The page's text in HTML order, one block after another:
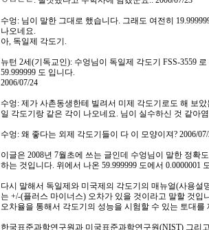
수엉: 님이 말한 그대로 했습니다. 그래도 여전히
나오네요.
아, 독일제 각도기.
뉴턴 2세(기독교인): 수엉님이 독일제 각도기 FSS-3559
59.999999 도 입니다.
2006/07/24
수엉: 제가 사촌동생한테 빌려서 미제 각도기로도 해 보
일 각도기랑 같은 각이 나오네요. 님이 실수하신 것 같아염
수엉: 왜 좋다는 외제 각도기들이 다 이 모양이져? 2006/07/
이글은 2008년 7월초에 쓰는 글인데 수엉님이 말한 정확
하는 것입니다. 위에서 나온 59.999999 도에서 0.0000001
다시 말해서 독일제와 미국제의 각도기의 매뉴얼(사용설
는 +/-(플러스 마이너스) 오차가 있을 것이라고 말할 것입
오차율을 통해서 각도기의 성능을 시험할 수 있는 토대를
한국표준과학연구원과 미국표준과학연구원(NIST) 그리